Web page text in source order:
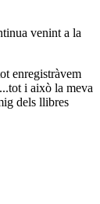
venint a la
enregistràvem
i això la meva
dels llibres